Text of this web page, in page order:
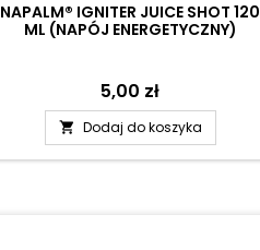
NAPALM® IGNITER JUICE SHOT 120
ML (NAPÓJ ENERGETYCZNY)
Cena
5,00 zł
 Dodaj do koszyka